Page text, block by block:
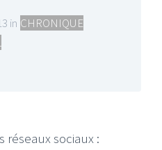
in CHRONIQUE
réseaux sociaux :